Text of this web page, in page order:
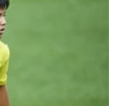
シ
ム